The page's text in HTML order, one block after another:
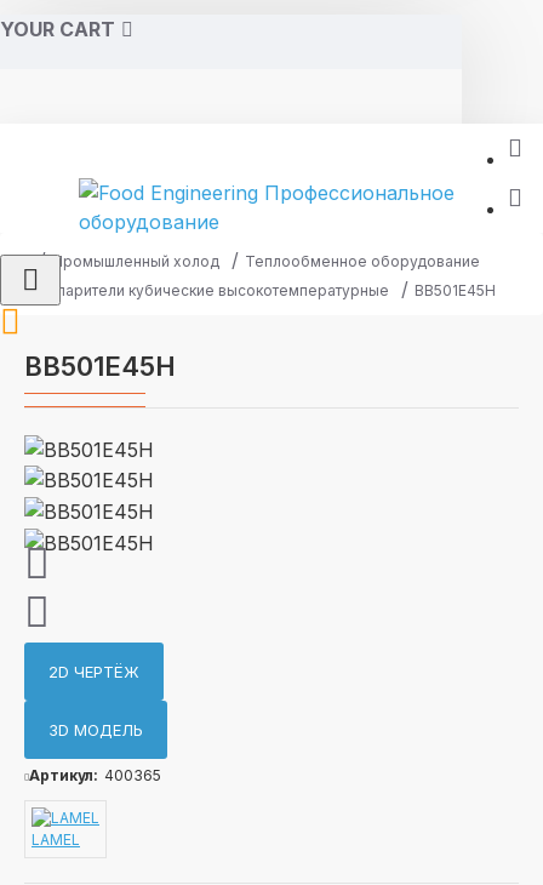
YOUR CART
Промышленный холод
Теплообменное оборудование
Испарители кубические высокотемпературные
BB501E45H
BB501E45H
2D ЧЕРТЁЖ
3D МОДЕЛЬ
Артикул: 400365
LAMEL